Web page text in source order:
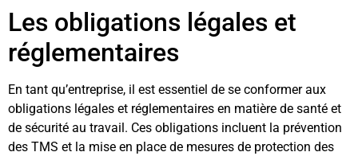
Les obligations légales et
réglementaires
En tant qu’entreprise, il est essentiel de se conformer aux
obligations légales et réglementaires en matière de santé et
de sécurité au travail. Ces obligations incluent la prévention
des TMS et la mise en place de mesures de protection des